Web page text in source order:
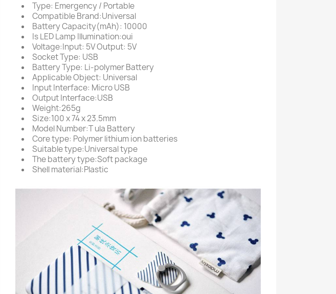
Type: Emergency / Portable
Compatible Brand:Universal
Battery Capacity(mAh): 10000
Is LED Lamp Illumination:oui
Voltage:Input: 5V Output: 5V
Socket Type: USB
Battery Type: Li-polymer Battery
Applicable Object: Universal
Input Interface: Micro USB
Output Interface:USB
Weight:265g
Size:100 x 74 x 23.5mm
Model Number:T ula Battery
Core type: Polymer lithium ion batteries
Suitable type:Universal type
The battery type:Soft package
Shell material:Plastic